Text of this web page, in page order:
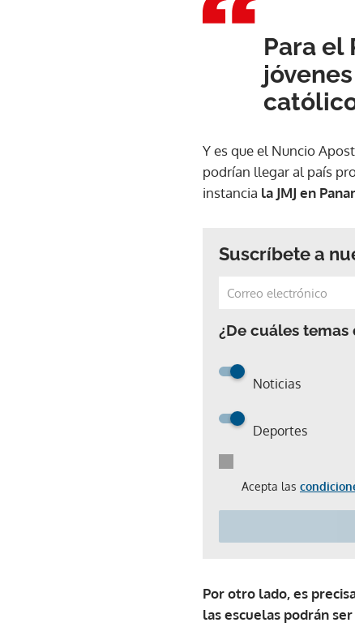
Para el
Y es que el Nuncio
podrían llegar al país
instancia la JMJ en
Suscríbete a
¿De cuáles
Noticias
Deportes
Acepta las
Por otro lado, es
las escuelas podrán